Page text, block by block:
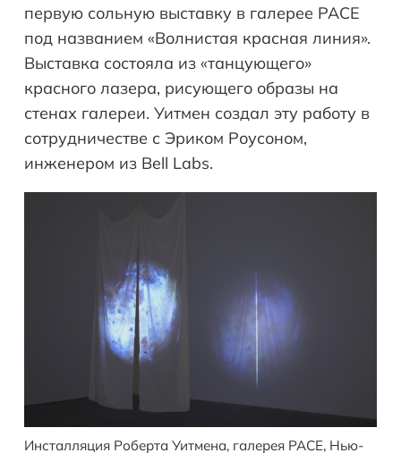
первую сольную выставку в галерее PACE
под названием «Волнистая красная линия».
Выставка состояла из «танцующего»
красного лазера, рисующего образы на
стенах галереи. Уитмен создал эту работу в
сотрудничестве с Эриком Роусоном,
инженером из Bell Labs.
Инсталляция Роберта Уитмена, галерея PACE, Нью-